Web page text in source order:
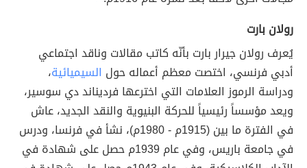
رولان بارت
يُعرف رولان جيرار بارت بأنّه كاتب مقالات وناقد اجتماعي
أدبي فرنسي، اختصت معظم أعماله حول السيميائية،
ودراسة الرموز العلامات التي اخترعها فرديناند دي سوسير،
ويعد مؤسساً رئيسياً للحركة البنيوية والنقد الجديد، عاش
في الفترة ما بين (1915م - 1980م)، نشأ في فرنسا، ودرس
في جامعة باريس، وفي عام 1939م حصل على شهادة في